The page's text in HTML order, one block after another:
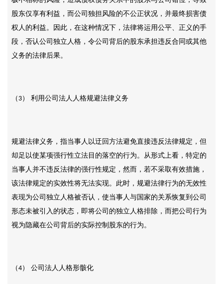
股东仅享有利益，而公司独担风险的不公正状况，并最终损害债
权人的利益。因此，在这种情况下，法律将运用公平、正义的手
段，否认公司独立人格，令公司背后的股东承担违反合同或其他
义务的法律后果。
（ 3） 利用公司法人人格规避法律义务
规避法律义务，指当事人以迂回方法避免直接违反法律规定，但
却足以使某项强行性立法目的落空的行为。从形式上看，特定的
当事人并不违反法律的强行性规定，然而，若不采取有效措施，
该法律规定的实效性将无法实现。此时，规避法律行为的无效性
表现为公司独立人格被否认，使当事人与国家的关系恢复到公司
形态未被引入的状态，即将公司的独立人格排除，而把公司行为
视为隐藏在公司背后的实际控制股东的行为。
（4） 公司法人人格形骸化